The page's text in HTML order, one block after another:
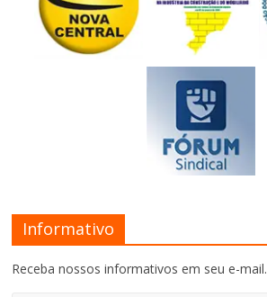
Informativo
Receba nossos informativos em seu e-mail.